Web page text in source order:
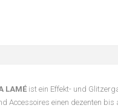
LAMÉ ist ein Effekt- und
Accessoires einen dezenten